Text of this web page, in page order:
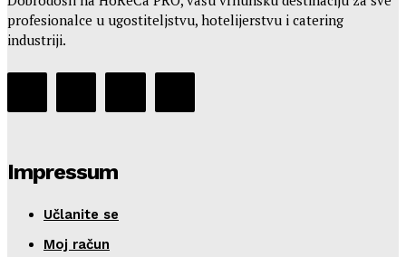
profesionalce u ugostiteljstvu, hotelijerstvu i catering
industriji.
Impressum
Učlanite se
Moj račun